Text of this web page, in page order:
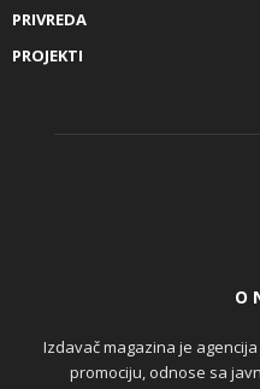
PRIVREDA
PROJEKTI
O
Izdavač magazina je
promociju, odnose sa